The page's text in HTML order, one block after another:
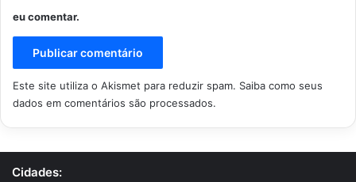
eu comentar.
Este site utiliza o Akismet para reduzir spam. Saiba como seus
dados em comentários são processados.
Cidades: